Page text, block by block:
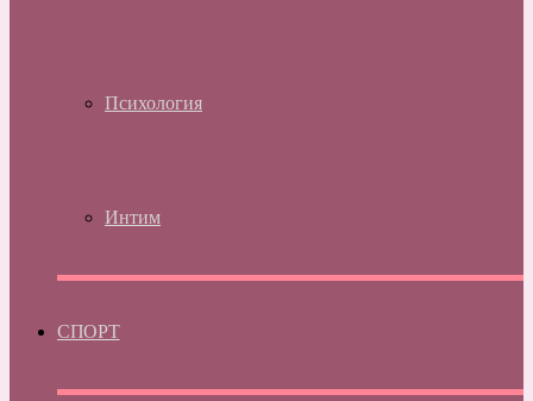
Психология
Интим
СПОРТ